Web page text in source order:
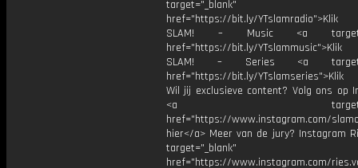
target="_blank"
href="https://bit.ly/
SLAM! – Music <a
href="https://bit.ly/
SLAM! – Series <a
href="https://bit.ly/
Wil jij exclusieve content? Volg ons op
<a
href="https://www.instagram.com/
hier</a> Meer van de jury? Instagram
target="_blank"
href="https://www.instagram.com/